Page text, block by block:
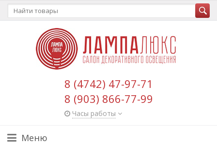
8 (4742) 47-97-71
8 (903) 866-77-99
Часы работы
Меню